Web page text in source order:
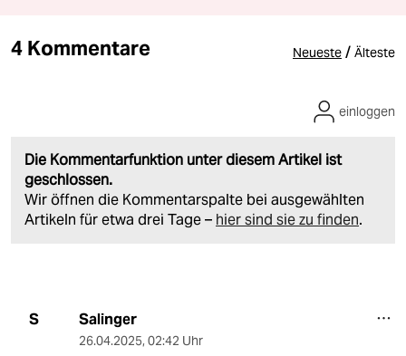
4 Kommentare Neueste / Älteste
Die Kommentarfunktion unter diesem Artikel ist
geschlossen.
Wir öffnen die Kommentarspalte bei ausgewählten
Artikeln für etwa drei Tage – hier sind sie zu finden.
einloggen
S Salinger
26.04.2025, 02:42 Uhr